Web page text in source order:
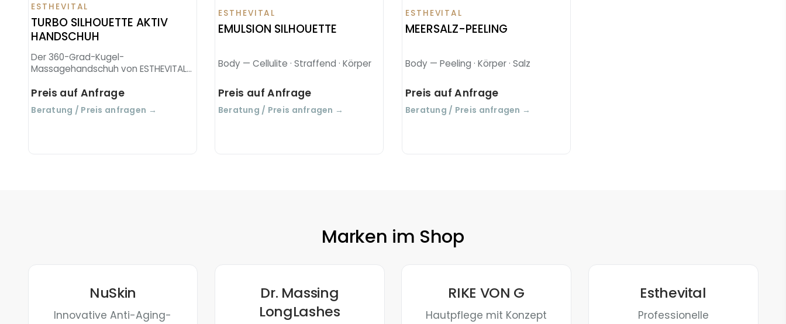
ESTHEVITAL
TURBO SILHOUETTE AKTIV
HANDSCHUH
Der 360-Grad-Kugel-
Massagehandschuh von ESTHEVITAL
Körpermassage zu Hause - kurbelt
per Kugel-Massage Durchblutung
und Lymphzirkulation an.
Preis auf Anfrage
Beratung / Preis anfragen →
ESTHEVITAL
EMULSION SILHOUETTE
Body — Cellulite · Straffend · Körper
Preis auf Anfrage
Beratung / Preis anfragen →
ESTHEVITAL
MEERSALZ-PEELING
Body — Peeling · Körper · Salz
Preis auf Anfrage
Beratung / Preis anfragen →
Marken im Shop
NuSkin
Innovative Anti-Aging-
Dr. Massing
LongLashes
RIKE VON G
Hautpflege mit Konzept
Esthevital
Professionelle